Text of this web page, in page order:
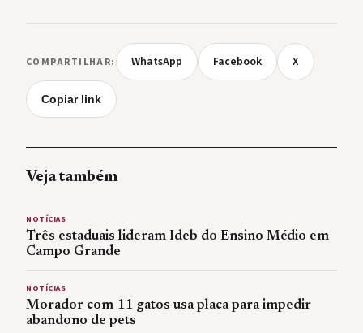
COMPARTILHAR: WhatsApp Facebook X
Copiar link
Veja também
NOTÍCIAS
Três estaduais lideram Ideb do Ensino Médio em
Campo Grande
NOTÍCIAS
Morador com 11 gatos usa placa para impedir
abandono de pets